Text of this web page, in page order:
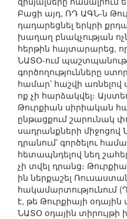
Բացի այդ, ՌԴ ԱԳՆ-ն
դադարեցնել երկրի
խաղաղ բնակչության
հերթին հայտարարեց,
ՆԱՏՕ-ում
գործողությունները
համար՝ հաշվի առնելով
ոք չի հարձակվել։
Թուրքիան սիրիական
ընթացքում շարունակ
սադրանքների միջոցով
դրանում՝ գործելու
հետապնդելով նեղ
չի տվել դրանց։
ին ներքաշել
հակամարտությունում
է, թե Թուրքիայի
ՆԱՏՕ օդային